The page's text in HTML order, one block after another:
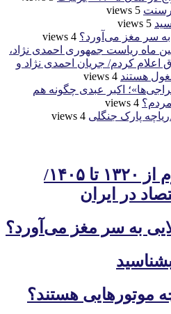
5 views
5 views
به سر مغز می‌آورد؟ 4 views
ماه ریاست جمهوری احمدی نژاد،
اعلام کردم/ جریان احمدی نژاد و
هستند 4 views
اکبر عبدی چگونه هم
4 views
پارک جنگلی 4 views
رکوردشکنی‌های تورم از ۱۳۲۰ تا ۱۴۰۵/
به سر مغز می‌آورد؟
موتورهایی هستند؟